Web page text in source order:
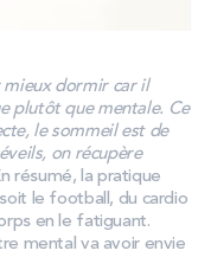
mieux dormir car il
plutôt que mentale. Ce
le sommeil est de
on récupère
résumé, la pratique
le football, du cardio
en le fatiguant.
mental va avoir envie